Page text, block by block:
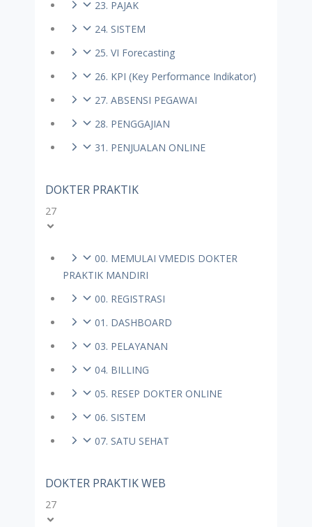
23. PAJAK
24. SISTEM
25. VI Forecasting
26. KPI (Key Performance Indikator)
27. ABSENSI PEGAWAI
28. PENGGAJIAN
31. PENJUALAN ONLINE
DOKTER PRAKTIK
27
00. MEMULAI VMEDIS DOKTER
PRAKTIK MANDIRI
00. REGISTRASI
01. DASHBOARD
03. PELAYANAN
04. BILLING
05. RESEP DOKTER ONLINE
06. SISTEM
07. SATU SEHAT
DOKTER PRAKTIK WEB
27